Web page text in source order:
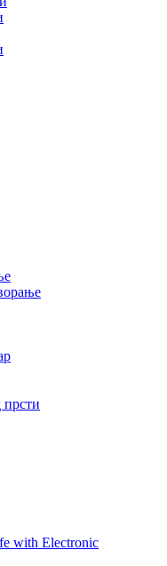
прсти